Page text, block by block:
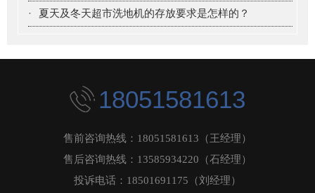
· 夏天及冬天超市洗地机的存放要求是怎样的？
18051581613
售前咨询热线：18051581613（王经理）
售后咨询热线：13585934220（石经理）
投诉电话：18501691175（刘经理）